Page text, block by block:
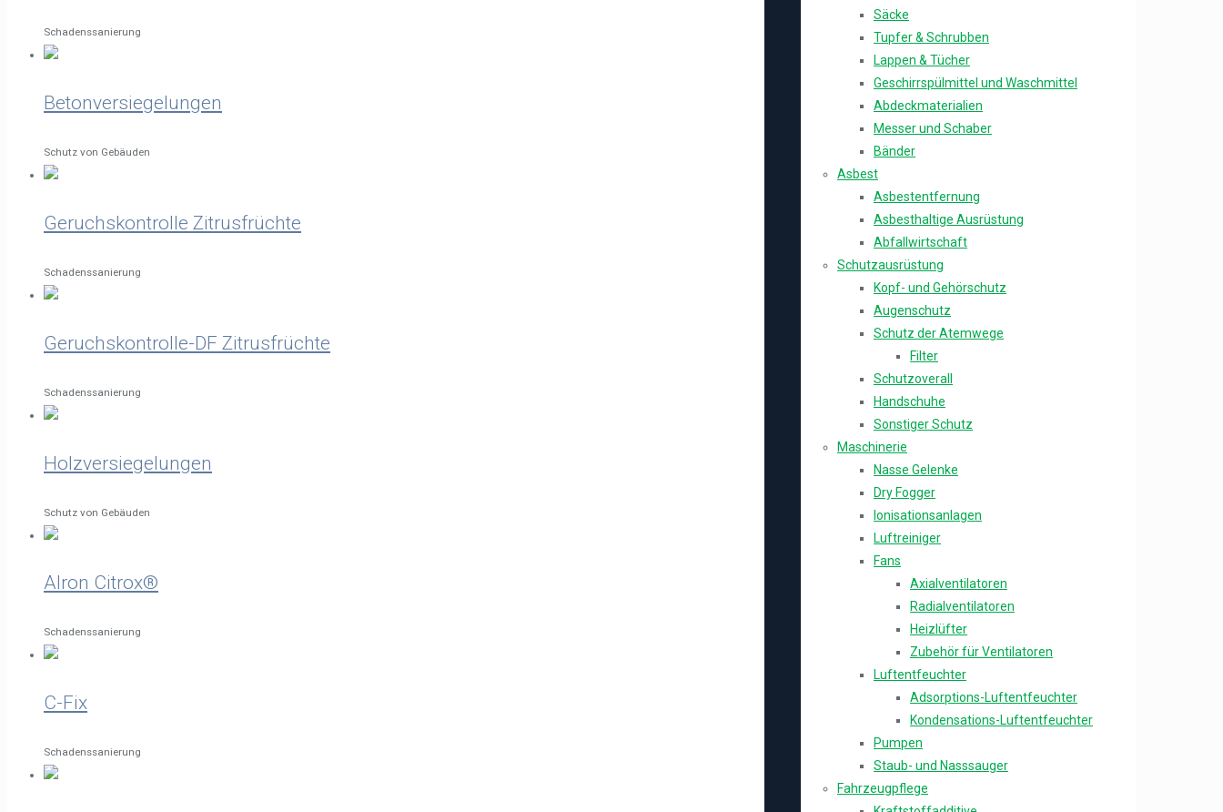
Säcke
Tupfer & Schrubben
Lappen & Tücher
Geschirrspülmittel und Waschmittel
Abdeckmaterialien
Messer und Schaber
Bänder
Asbest
Asbestentfernung
Asbesthaltige Ausrüstung
Abfallwirtschaft
Schutzausrüstung
Kopf- und Gehörschutz
Augenschutz
Schutz der Atemwege
Filter
Schutzoverall
Handschuhe
Sonstiger Schutz
Maschinerie
Nasse Gelenke
Dry Fogger
Ionisationsanlagen
Luftreiniger
Fans
Axialventilatoren
Radialventilatoren
Heizlüfter
Zubehör für Ventilatoren
Luftentfeuchter
Adsorptions-Luftentfeuchter
Kondensations-Luftentfeuchter
Pumpen
Staub- und Nasssauger
Fahrzeugpflege
Schadenssanierung
Betonversiegelungen
Schutz von Gebäuden
Geruchskontrolle Zitrusfrüchte
Schadenssanierung
Geruchskontrolle-DF Zitrusfrüchte
Schadenssanierung
Holzversiegelungen
Schutz von Gebäuden
Alron Citrox®
Schadenssanierung
C-Fix
Schadenssanierung